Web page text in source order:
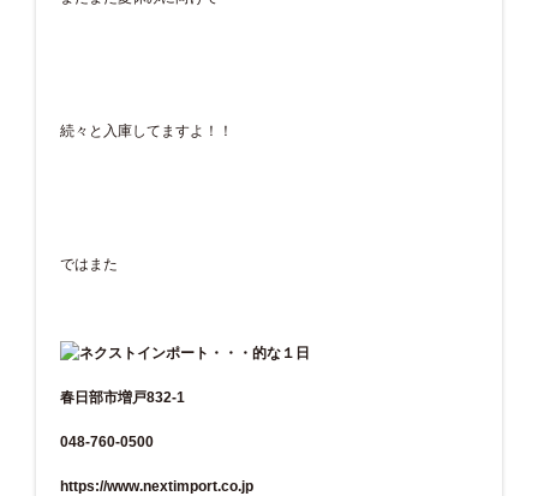
続々と入庫してますよ！！
ではまた
春日部市増戸832-1
048-760-0500
https://www.nextimport.co.jp